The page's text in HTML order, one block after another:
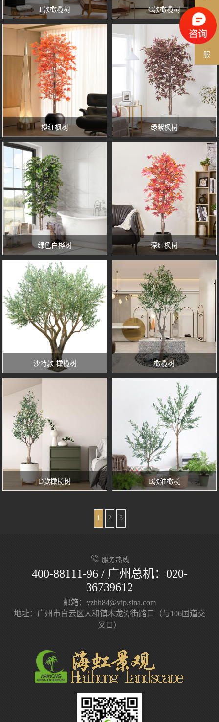
F款橄榄树 G款橄榄树
橙红枫树 绿紫枫树
绿色白桦树 深红枫树
沙特款-橄榄树 橄榄树
D款橄榄树 B款油橄榄
1 2 3
服务热线
400-88111-96 / 广州总机：020-
36739612
邮箱：yzhh84@vip.sina.com
地址：广州市白云区人和镇木龙谭街路口（与106国道交
叉口）
线
客
服